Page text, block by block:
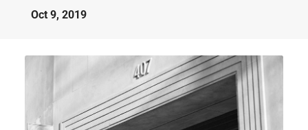
Oct 9, 2019